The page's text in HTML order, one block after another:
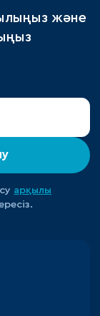
және
арқылы